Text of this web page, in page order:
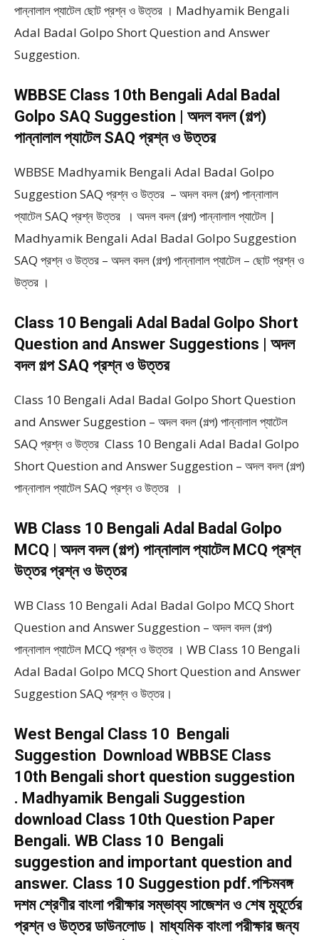
পান্নালাল প্যাটেল ছোট প্রশ্ন ও উত্তর । Madhyamik Bengali
Adal Badal Golpo Short Question and Answer
Suggestion.
WBBSE Class 10th Bengali Adal Badal
Golpo SAQ Suggestion | অদল বদল (গল্প)
পান্নালাল প্যাটেল SAQ প্রশ্ন ও উত্তর
WBBSE Madhyamik Bengali Adal Badal Golpo
Suggestion SAQ প্রশ্ন ও উত্তর – অদল বদল (গল্প) পান্নালাল
প্যাটেল SAQ প্রশ্ন উত্তর । অদল বদল (গল্প) পান্নালাল প্যাটেল |
Madhyamik Bengali Adal Badal Golpo Suggestion
SAQ প্রশ্ন ও উত্তর – অদল বদল (গল্প) পান্নালাল প্যাটেল – ছোট প্রশ্ন ও
উত্তর ।
Class 10 Bengali Adal Badal Golpo Short
Question and Answer Suggestions | অদল
বদল গল্প SAQ প্রশ্ন ও উত্তর
Class 10 Bengali Adal Badal Golpo Short Question
and Answer Suggestion – অদল বদল (গল্প) পান্নালাল প্যাটেল
SAQ প্রশ্ন ও উত্তর Class 10 Bengali Adal Badal Golpo
Short Question and Answer Suggestion – অদল বদল (গল্প)
পান্নালাল প্যাটেল SAQ প্রশ্ন ও উত্তর ।
WB Class 10 Bengali Adal Badal Golpo
MCQ | অদল বদল (গল্প) পান্নালাল প্যাটেল MCQ প্রশ্ন
উত্তর প্রশ্ন ও উত্তর
WB Class 10 Bengali Adal Badal Golpo MCQ Short
Question and Answer Suggestion – অদল বদল (গল্প)
পান্নালাল প্যাটেল MCQ প্রশ্ন ও উত্তর । WB Class 10 Bengali
Adal Badal Golpo MCQ Short Question and Answer
Suggestion SAQ প্রশ্ন ও উত্তর।
West Bengal Class 10 Bengali
Suggestion Download WBBSE Class
10th Bengali short question suggestion
. Madhyamik Bengali Suggestion
download Class 10th Question Paper
Bengali. WB Class 10 Bengali
suggestion and important question and
answer. Class 10 Suggestion pdf.পশ্চিমবঙ্গ
দশম শ্রেণীর বাংলা পরীক্ষার সম্ভাব্য সাজেশন ও শেষ মুহূর্তের
প্রশ্ন ও উত্তর ডাউনলোড। মাধ্যমিক বাংলা পরীক্ষার জন্য